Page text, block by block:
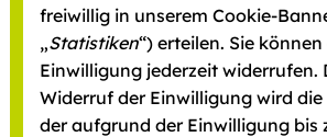
freiwillig in unserem Cookie-
„Statistiken“) erteilen. Sie können
Einwilligung jederzeit widerrufen.
Widerruf der Einwilligung wird
der aufgrund der Einwilligung bis